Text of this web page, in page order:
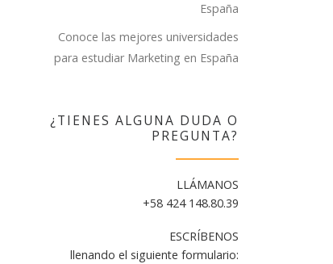
España
Conoce las mejores universidades
para estudiar Marketing en España
¿TIENES ALGUNA DUDA O
PREGUNTA?
LLÁMANOS
+58 424 148.80.39
ESCRÍBENOS
llenando el siguiente formulario: